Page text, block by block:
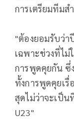
การเตรียมทีมส
"ต้องยอมรับว่า
เฉพาะช่วงที่ไ
การพูดคุยกัน ซึ่
ทั้งการพูดคุยเ
สุดไม่ว่าจะเป็
U23"